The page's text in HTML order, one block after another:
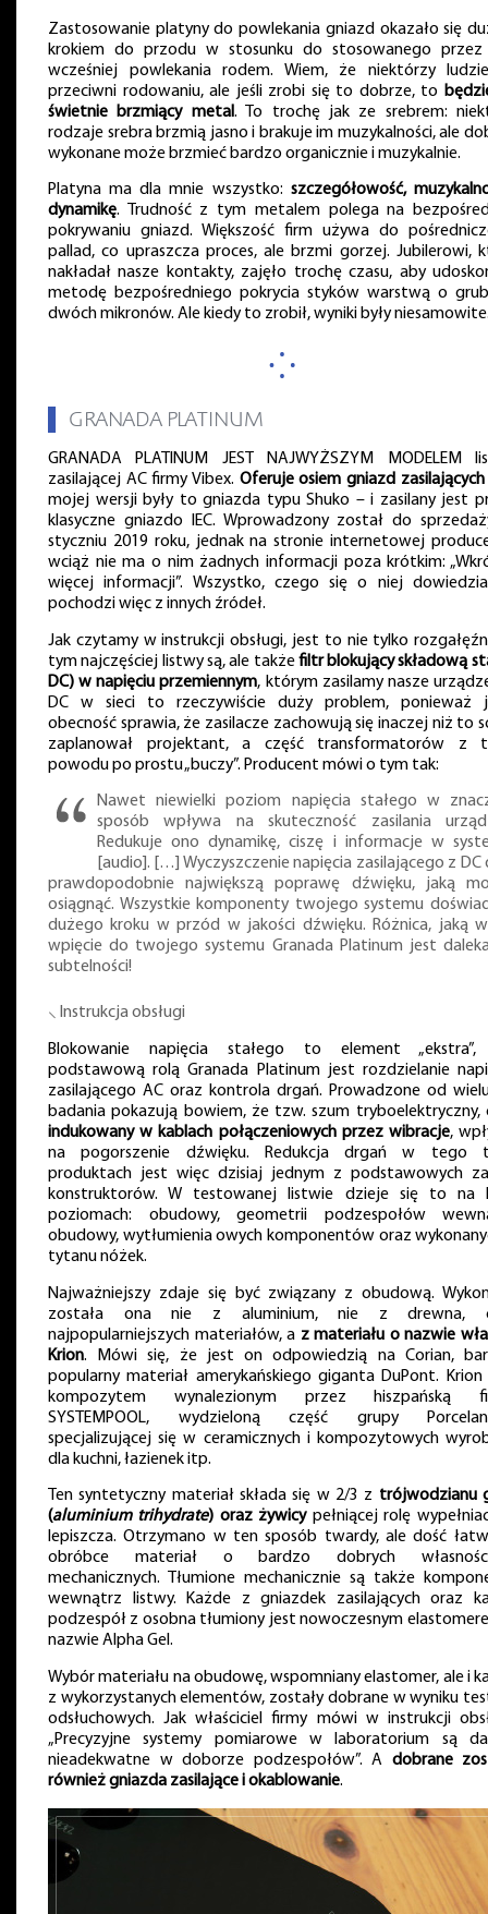
Zastosowanie platyny do powlekania gniazd okazało się
krokiem do przodu w stosunku do stosowanego przez
wcześniej powlekania rodem. Wiem, że niektórzy
przeciwni rodowaniu, ale jeśli zrobi się to dobrze, to
świetnie brzmiący metal. To trochę jak ze srebrem:
rodzaje srebra brzmią jasno i brakuje im muzykalności, ale
wykonane może brzmieć bardzo organicznie i muzykalnie.
Platyna ma dla mnie wszystko: szczegółowość,
dynamikę. Trudność z tym metalem polega na
pokrywaniu gniazd. Większość firm używa do
pallad, co upraszcza proces, ale brzmi gorzej. Jubilerowi,
nakładał nasze kontakty, zajęło trochę czasu, aby
metodę bezpośredniego pokrycia styków warstwą o
dwóch mikronów. Ale kiedy to zrobił, wyniki były
⁘
GRANADA PLATINUM
GRANADA PLATINUM JEST NAJWYŻSZYM MODELEM
zasilającej AC firmy Vibex. Oferuje osiem gniazd zasilających
mojej wersji były to gniazda typu Shuko – i zasilany jest
klasyczne gniazdo IEC. Wprowadzony został do
styczniu 2019 roku, jednak na stronie internetowej
wciąż nie ma o nim żadnych informacji poza krótkim:
więcej informacji”. Wszystko, czego się o niej
pochodzi więc z innych źródeł.
Jak czytamy w instrukcji obsługi, jest to nie tylko
tym najczęściej listwy są, ale takżefiltr blokujący składową
DC) w napięciu przemiennym, którym zasilamy nasze
DC w sieci to rzeczywiście duży problem, ponieważ
obecność sprawia, że zasilacze zachowują się inaczej niż to
zaplanował projektant, a część transformatorów z
powodu po prostu „buczy”. Producent mówi o tym tak:
Nawet niewielki poziom napięcia stałego w
sposób wpływa na skuteczność zasilania
Redukuje ono dynamikę, ciszę i informacje w
[audio]. […] Wyczyszczenie napięcia zasilającego z DC
prawdopodobnie największą poprawę dźwięku, jaką
osiągnąć. Wszystkie komponenty twojego systemu
dużego kroku w przód w jakości dźwięku. Różnica, jaką
wpięcie do twojego systemu Granada Platinum jest
subtelności!
⸜ Instrukcja obsługi
Blokowanie napięcia stałego to element
podstawową rolą Granada Platinum jest rozdzielanie
zasilającego AC oraz kontrola drgań. Prowadzone od
badania pokazują bowiem, że tzw. szum tryboelektryczny,
indukowany w kablach połączeniowych przez wibracje,
na pogorszenie dźwięku. Redukcja drgań w tego
produktach jest więc dzisiaj jednym z podstawowych
konstruktorów. W testowanej listwie dzieje się to na
poziomach: obudowy, geometrii podzespołów
obudowy, wytłumienia owych komponentów oraz
tytanu nóżek.
Najważniejszy zdaje się być związany z obudową.
została ona nie z aluminium, nie z drewna,
najpopularniejszych materiałów, a z materiału o nazwie
Krion. Mówi się, że jest on odpowiedzią na Corian,
popularny materiał amerykańskiego giganta DuPont.
kompozytem wynalezionym przez hiszpańską
SYSTEMPOOL, wydzieloną część grupy
specjalizującej się w ceramicznych i kompozytowych
dla kuchni, łazienek itp.
Ten syntetyczny materiał składa się w 2/3 z trójwodzianu
(aluminium trihydrate) oraz żywicypełniącej rolę
lepiszcza. Otrzymano w ten sposób twardy, ale dość
obróbce materiał o bardzo dobrych
mechanicznych. Tłumione mechanicznie są także
wewnątrz listwy. Każde z gniazdek zasilających oraz
podzespół z osobna tłumiony jest nowoczesnym
nazwie Alpha Gel.
Wybór materiału na obudowę, wspomniany elastomer, ale i
z wykorzystanych elementów, zostały dobrane w wyniku
odsłuchowych. Jak właściciel firmy mówi w instrukcji
„Precyzyjne systemy pomiarowe w laboratorium są
nieadekwatne w doborze podzespołów”. A dobrane
również gniazda zasilające i okablowanie.